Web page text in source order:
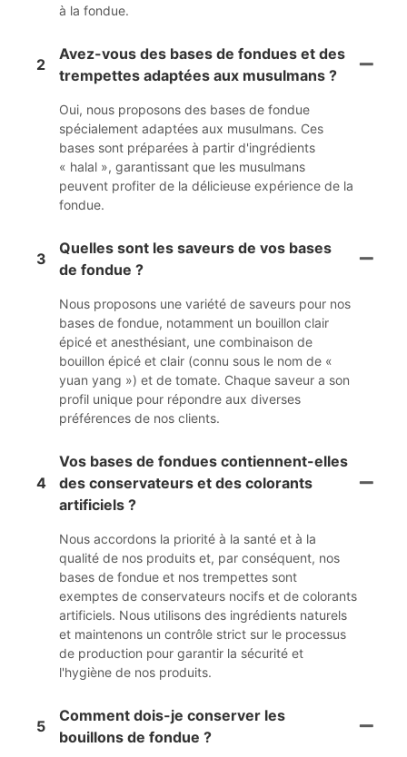
à la fondue.
2
Avez-vous des bases de fondues et des
trempettes adaptées aux musulmans ?
Oui, nous proposons des bases de fondue
spécialement adaptées aux musulmans. Ces
bases sont préparées à partir d'ingrédients
« halal », garantissant que les musulmans
peuvent profiter de la délicieuse expérience de la
fondue.
3
Quelles sont les saveurs de vos bases
de fondue ?
Nous proposons une variété de saveurs pour nos
bases de fondue, notamment un bouillon clair
épicé et anesthésiant, une combinaison de
bouillon épicé et clair (connu sous le nom de «
yuan yang ») et de tomate. Chaque saveur a son
profil unique pour répondre aux diverses
préférences de nos clients.
4
Vos bases de fondues contiennent-elles
des conservateurs et des colorants
artificiels ?
Nous accordons la priorité à la santé et à la
qualité de nos produits et, par conséquent, nos
bases de fondue et nos trempettes sont
exemptes de conservateurs nocifs et de colorants
artificiels. Nous utilisons des ingrédients naturels
et maintenons un contrôle strict sur le processus
de production pour garantir la sécurité et
l'hygiène de nos produits.
5
Comment dois-je conserver les
bouillons de fondue ?